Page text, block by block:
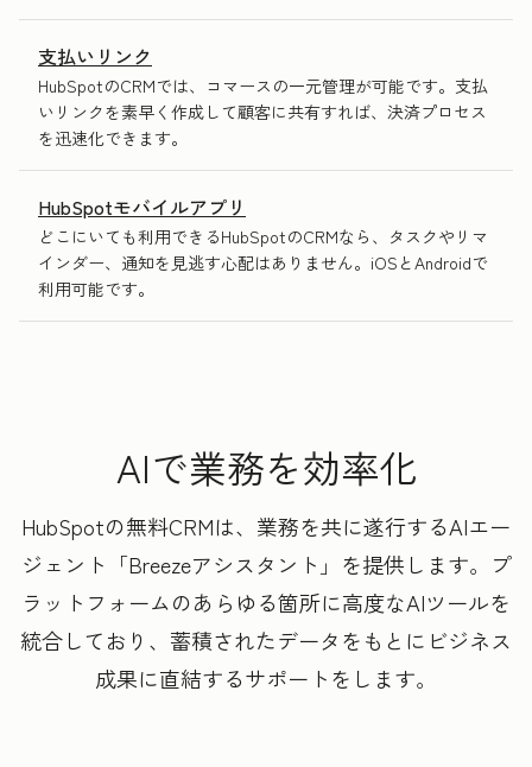
支払いリンク
HubSpotのCRMでは、コマースの一元管理が可能です。支払
いリンクを素早く作成して顧客に共有すれば、決済プロセス
を迅速化できます。
HubSpotモバイルアプリ
どこにいても利用できるHubSpotのCRMなら、タスクやリマ
インダー、通知を見逃す心配はありません。iOSとAndroidで
利用可能です。
AIで業務を効率化
HubSpotの無料CRMは、業務を共に遂行するAIエー
ジェント「Breezeアシスタント」を提供します。プ
ラットフォームのあらゆる箇所に高度なAIツールを
統合しており、蓄積されたデータをもとにビジネス
成果に直結するサポートをします。